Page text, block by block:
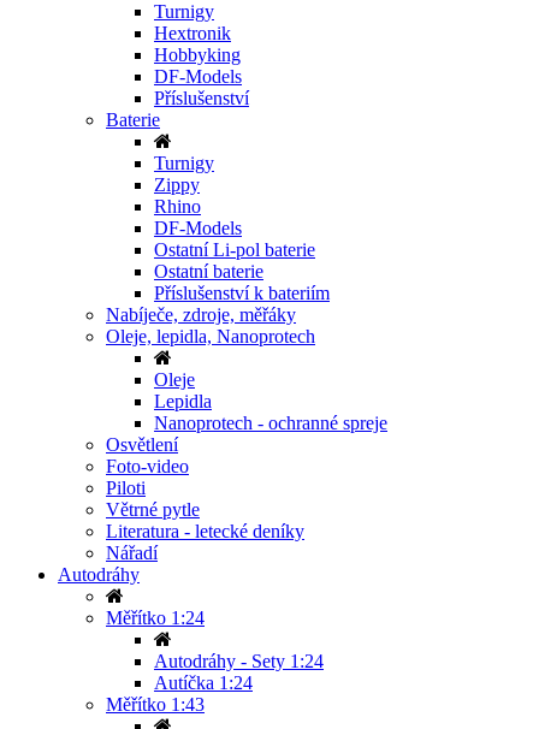
Turnigy
Hextronik
Hobbyking
DF-Models
Příslušenství
Baterie
Turnigy
Zippy
Rhino
DF-Models
Ostatní Li-pol baterie
Ostatní baterie
Příslušenství k bateriím
Nabíječe, zdroje, měřáky
Oleje, lepidla, Nanoprotech
Oleje
Lepidla
Nanoprotech - ochranné spreje
Osvětlení
Foto-video
Piloti
Větrné pytle
Literatura - letecké deníky
Nářadí
Autodráhy
Měřítko 1:24
Autodráhy - Sety 1:24
Autíčka 1:24
Měřítko 1:43